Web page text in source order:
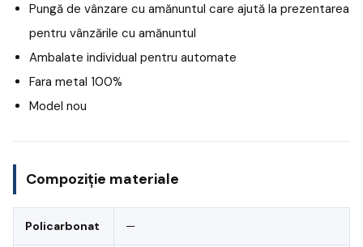
Pungă de vânzare cu amănuntul care ajută la prezentarea
pentru vânzările cu amănuntul
Ambalate individual pentru automate
Fara metal 100%
Model nou
Compoziție materiale
Policarbonat —